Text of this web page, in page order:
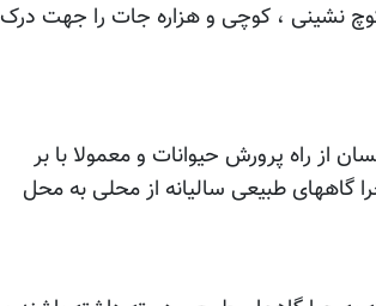
کوچ نشینی ، کوچی و هزاره جات را جهت درک
از راه پرورش حیوانات و معمولا با بر
گاههای طبیعی سالیانه از محلی به محل